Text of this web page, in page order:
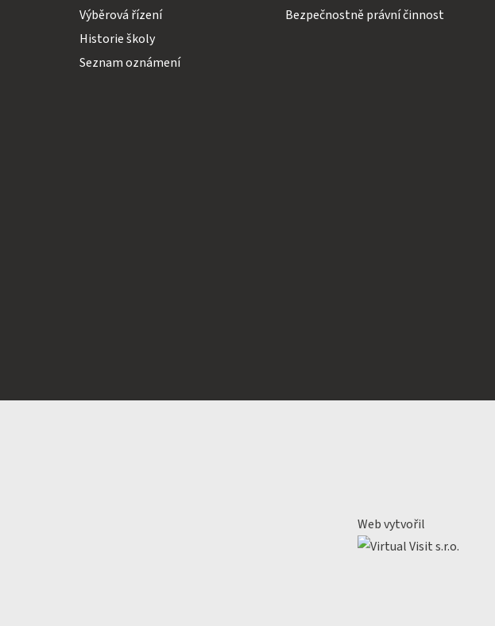
Výběrová řízení
Historie školy
Seznam oznámení
Bezpečnostně právní činnost
Web vytvořil